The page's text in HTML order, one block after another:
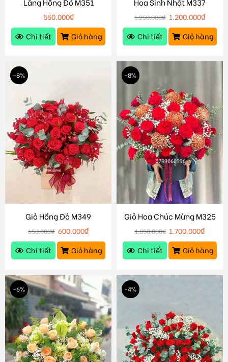
550.000₫
Chi tiết
Giỏ hàng
1.250.000₫ 1.200.000₫
Chi tiết
Giỏ hàng
-8%
Giỏ Hồng Đỏ M349
650.000₫ 600.000₫
Chi tiết
Giỏ hàng
-8%
Giỏ Hoa Chúc Mừng M325
1.850.000₫ 1.700.000₫
Chi tiết
Giỏ hàng
-6% -4%